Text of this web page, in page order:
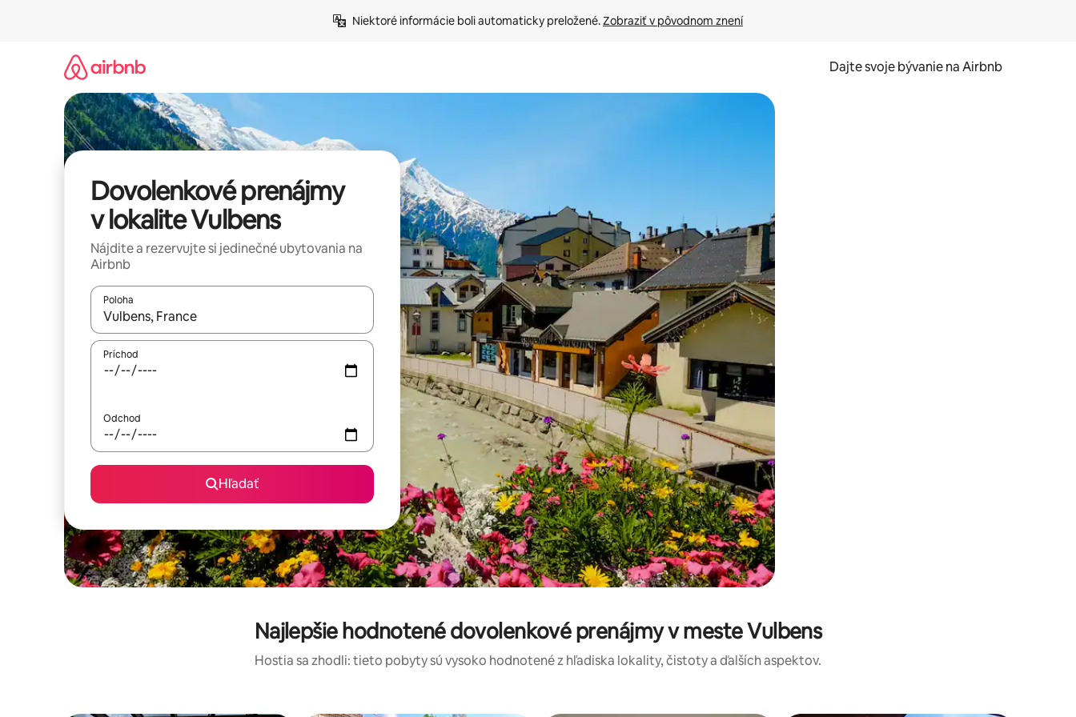
Niektoré informácie boli automaticky preložené. Zobraziť v pôvodnom znení
Dajte svoje bývanie na Airbnb
Dovolenkové prenájmy
v lokalite Vulbens
Nájdite a rezervujte si jedinečné ubytovania na
Airbnb
Poloha
Keď budú výsledky k dispozícii, môžete si ich prechádzať pomocou klávesov so šípkami nahor a nadol alebo ich preskúmať pomocou dotykových gest či potiahnutia prstom.
Príchod
Odchod
Hľadať
Najlepšie hodnotené dovolenkové prenájmy v meste Vulbens
Hostia sa zhodli: tieto pobyty sú vysoko hodnotené z hľadiska lokality, čistoty a ďalších aspektov.